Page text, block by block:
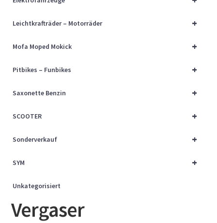
+
Leichtkrafträder – Motorräder
+
Mofa Moped Mokick
+
Pitbikes – Funbikes
+
Saxonette Benzin
+
SCOOTER
+
Sonderverkauf
+
SYM
Unkategorisiert
Vergaser